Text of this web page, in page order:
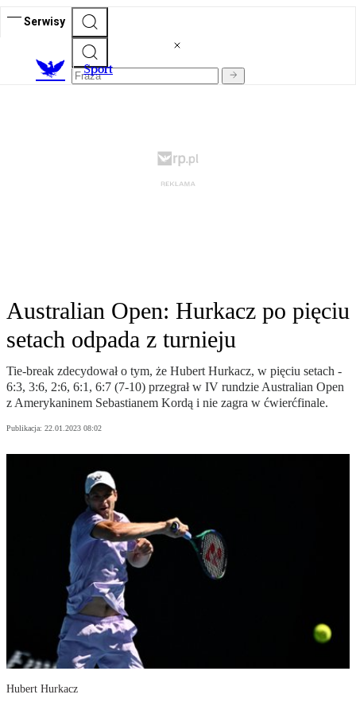
Serwisy
Sport
Australian Open: Hurkacz po pięciu
setach odpada z turnieju
Tie-break zdecydował o tym, że Hubert Hurkacz, w pięciu setach -
6:3, 3:6, 2:6, 6:1, 6:7 (7-10) przegrał w IV rundzie Australian Open
z Amerykaninem Sebastianem Kordą i nie zagra w ćwierćfinale.
Publikacja: 22.01.2023 08:02
Hubert Hurkacz